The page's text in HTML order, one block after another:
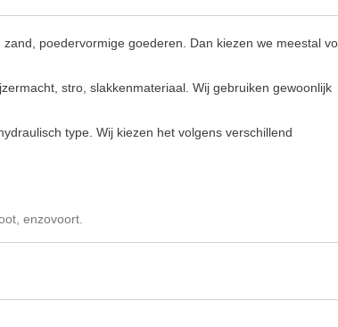
poedervormige goederen. Dan kiezen we meestal
stro, slakkenmateriaal. Wij gebruiken gewoonlijk
type. Wij kiezen het volgens verschillend
enzovoort.